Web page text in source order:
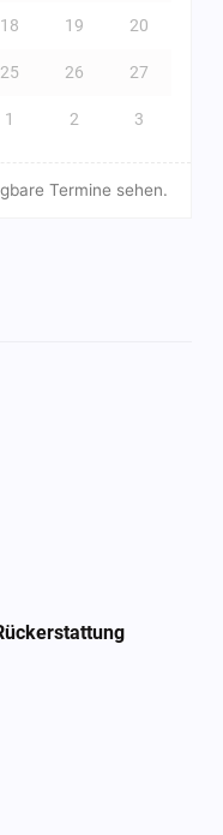
18 19 20
25 26 27
1 2 3
Termine sehen.